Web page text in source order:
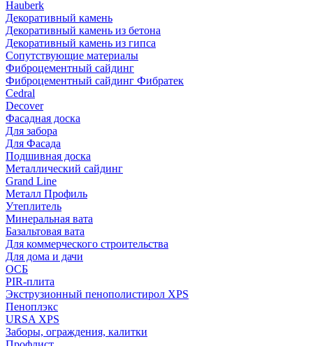
Hauberk
Декоративный камень
Декоративный камень из бетона
Декоративный камень из гипса
Сопутствующие материалы
Фиброцементный сайдинг
Фиброцементный сайдинг Фибратек
Cedral
Decover
Фасадная доска
Для забора
Для Фасада
Подшивная доска
Металлический сайдинг
Grand Line
Металл Профиль
Утеплитель
Минеральная вата
Базальтовая вата
Для коммерческого строительства
Для дома и дачи
ОСБ
PIR-плита
Экструзионный пенополистирол XPS
Пеноплэкс
URSA XPS
Заборы, ограждения, калитки